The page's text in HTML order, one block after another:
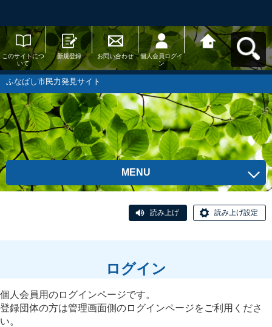
このサイトにつ
いて
新規登録 お問い合わせ
個人会員ログイ
ン
ふなばし市民力
発見サイトへ戻
る
ふなばし市民力発見サイト
MENU
読み上げ 読み上げ設定
ログイン
個人会員用のログインページです。
登録団体の方は管理画面側のログインページをご利用くださ
い。